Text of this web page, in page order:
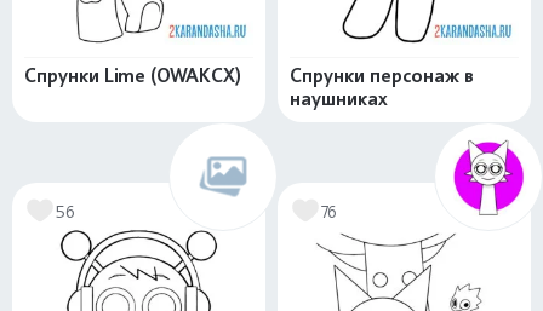
Спрунки Lime (OWAKCX)
Спрунки персонаж в
наушниках
56 76